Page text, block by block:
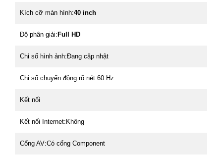
Kích cỡ màn hình:40 inch
Độ phân giải: Full HD
Chỉ số hình ảnh:Đang cập nhật
Chỉ số chuyển động rõ nét:60 Hz
Kết nối
Kết nối Internet:Không
Cổng AV:Có cổng Component